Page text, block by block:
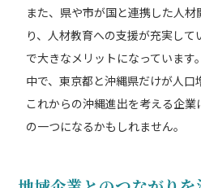
また、県や市が国と連携した人
り、人材教育への支援が充実し
で大きなメリットになっています
中で、東京都と沖縄県だけが人口
これからの沖縄進出を考える企
の一つになるかもしれません。